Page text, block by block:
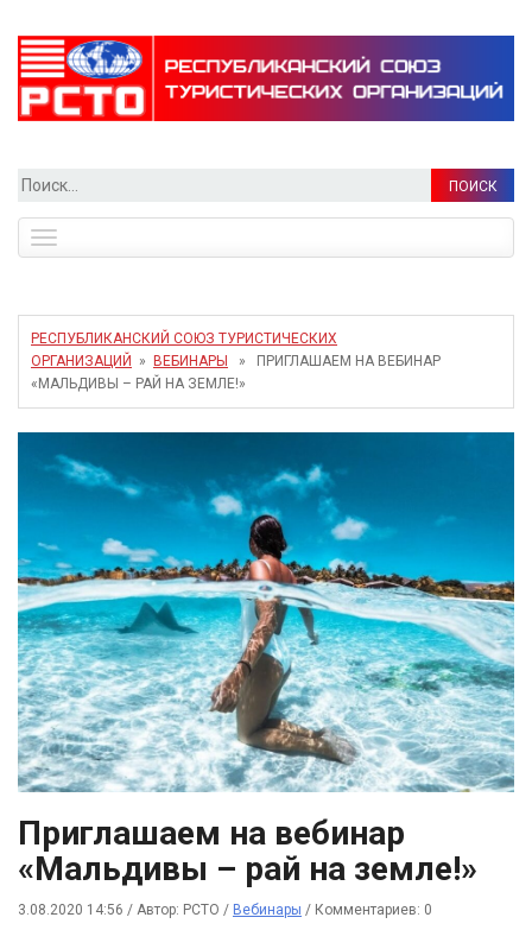
Найти:
navigation
РЕСПУБЛИКАНСКИЙ СОЮЗ ТУРИСТИЧЕСКИХ
ОРГАНИЗАЦИЙ
» ВЕБИНАРЫ
» ПРИГЛАШАЕМ НА ВЕБИНАР
«МАЛЬДИВЫ – РАЙ НА ЗЕМЛЕ!»
Приглашаем на вебинар
«Мальдивы – рай на земле!»
3.08.2020 14:56 / Автор: РСТО / Вебинары / Комментариев: 0